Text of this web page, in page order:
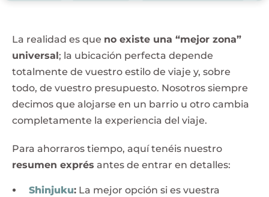
La realidad es que no existe una “mejor zona”
universal; la ubicación perfecta depende
totalmente de vuestro estilo de viaje y, sobre
todo, de vuestro presupuesto. Nosotros siempre
decimos que alojarse en un barrio u otro cambia
completamente la experiencia del viaje.
Para ahorraros tiempo, aquí tenéis nuestro
resumen exprés antes de entrar en detalles:
Shinjuku: La mejor opción si es vuestra